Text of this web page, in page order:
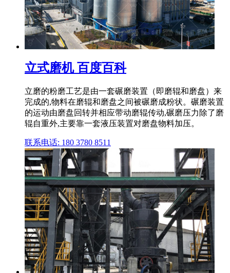
立式磨机 百度百科
立磨的粉磨工艺是由一套碾磨装置（即磨辊和磨盘）来
完成的,物料在磨辊和磨盘之间被碾磨成粉状。碾磨装置
的运动由磨盘回转并相应带动磨辊传动,碾磨压力除了磨
辊自重外,主要靠一套液压装置对磨盘物料加压。
联系电话: 180 3780 8511